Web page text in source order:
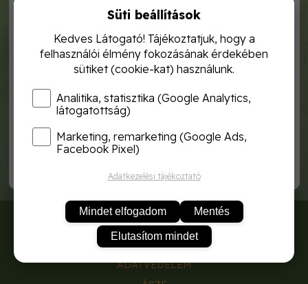
royal sárgarépa párizsi vásár
0, 1g
royal sárgarépa salsa f1 3g
RÓLUNK
SZÁLLÍTÁSI DÍJAK
ADATVÉDELEM
Süti beállítások
Kedves Látogató! Tájékoztatjuk, hogy a
felhasználói élmény fokozásának érdekében
sütiket (cookie-kat) használunk.
Analitika, statisztika (Google Analytics,
látogatottság)
Marketing, remarketing (Google Ads,
Facebook Pixel)
Adatkezelési tájékoztató
Mindet elfogadom Mentés
Elutasítom mindet